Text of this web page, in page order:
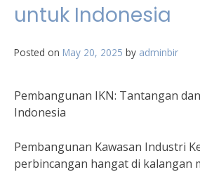
untuk Indonesia
Posted on May 20, 2025 by adminbir
Pembangunan IKN: Tantangan
Indonesia
Pembangunan Kawasan Industri
perbincangan hangat di kalangan